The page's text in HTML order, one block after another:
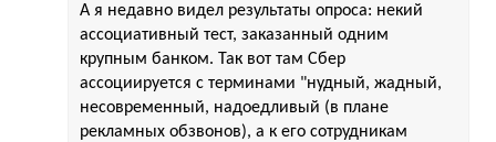
А я недавно видел результаты опроса: некий
ассоциативный тест, заказанный одним
крупным банком. Так вот там Сбер
ассоциируется с терминами "нудный, жадный,
несовременный, надоедливый (в плане
рекламных обзвонов), а к его сотрудникам